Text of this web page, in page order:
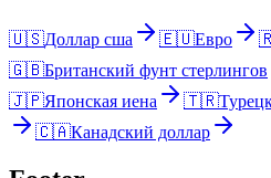
🇺🇸Доллар сша 🇪🇺Евро
🇬🇧Британский фунт стерлингов
🇯🇵Японская иена 🇹🇷
🇨🇦Канадский доллар